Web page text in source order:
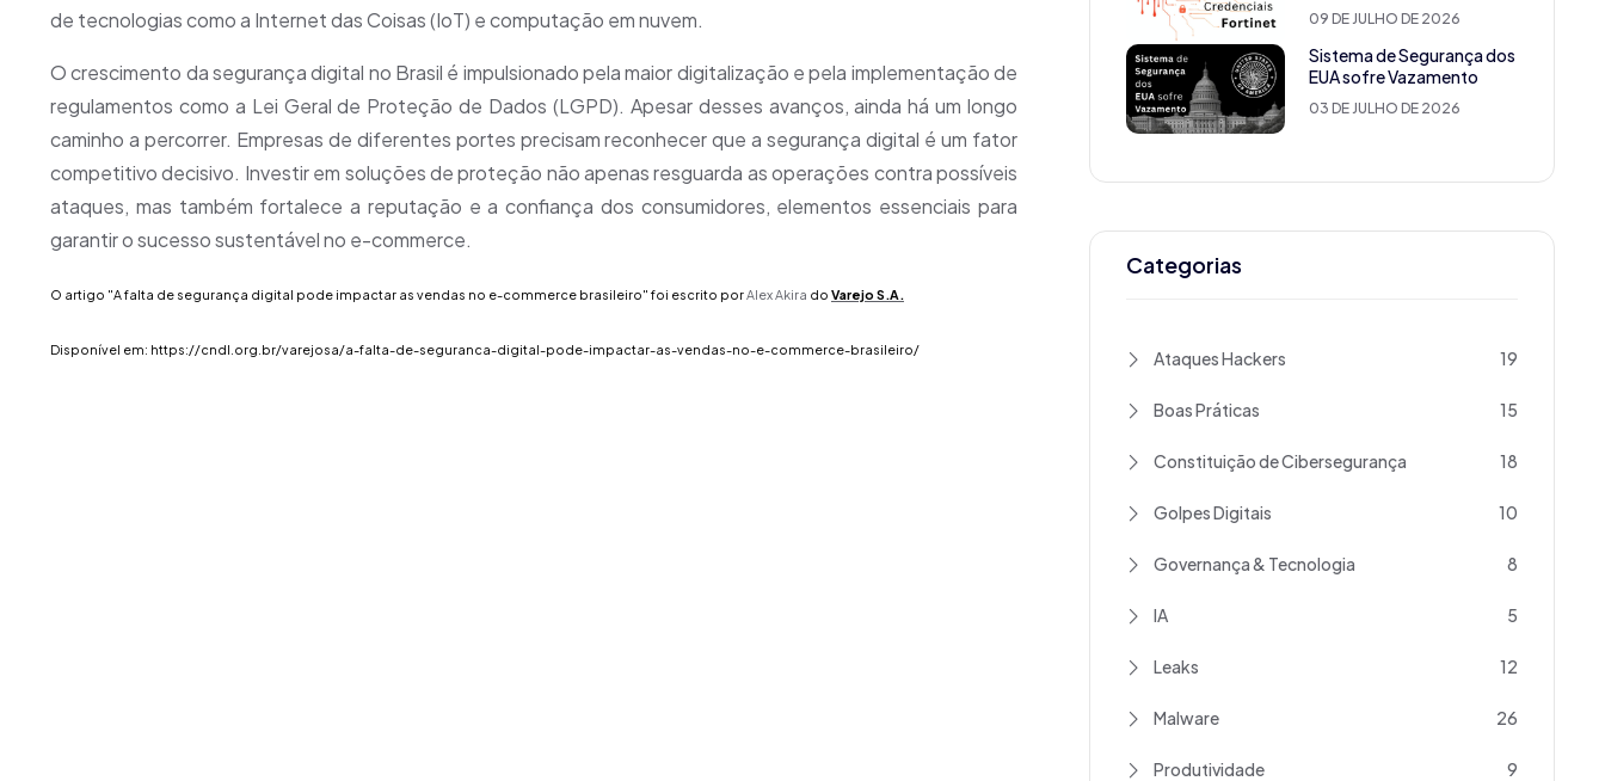
de tecnologias como a Internet das Coisas (IoT) e computação em nuvem.
O crescimento da segurança digital no Brasil é impulsionado pela maior digitalização e pela implementação de
regulamentos como a Lei Geral de Proteção de Dados (LGPD). Apesar desses avanços, ainda há um longo
caminho a percorrer. Empresas de diferentes portes precisam reconhecer que a segurança digital é um fator
competitivo decisivo. Investir em soluções de proteção não apenas resguarda as operações contra possíveis
ataques, mas também fortalece a reputação e a confiança dos consumidores, elementos essenciais para
garantir o sucesso sustentável no e-commerce.
O artigo "A falta de segurança digital pode impactar as vendas no e-commerce brasileiro" foi escrito porAlex Akira do Varejo S.A .
Disponível em: https://cndl.org.br/varejosa/a-falta-de-seguranca-digital-pode-impactar-as-vendas-no-e-commerce-brasileiro/
09 DE JULHO DE 2026
Sistema de Segurança dos
EUA sofre Vazamento
03 DE JULHO DE 2026
Categorias
Ataques Hackers 19
Boas Práticas 15
Constituição de Cibersegurança 18
Golpes Digitais 10
Governança & Tecnologia 8
IA 5
Leaks 12
Malware 26
Produtividade 9